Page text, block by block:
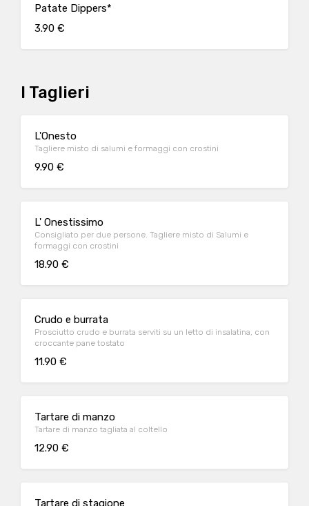
Patate Dippers*
3.90 €
I Taglieri
L'Onesto
Tagliere misto di salumi e formaggi con crostini
9.90 €
L' Onestissimo
Consigliato per due persone. Tagliere misto di Salumi e
formaggi con crostini
18.90 €
Crudo e burrata
Prosciutto crudo e burrata serviti su un letto di insalatina, con
croccante pane tostato
11.90 €
Tartare di manzo
Tartare di manzo tagliata al coltello
12.90 €
Tartare di stagione